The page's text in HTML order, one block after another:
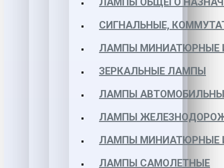
СИГНАЛЬНЫЕ,
ЛАМПЫ МИНИАТЮРНЫЕ
ЗЕРКАЛЬНЫЕ ЛАМПЫ
ЛАМПЫ
ЛАМПЫ
ЛАМПЫ МИНИАТЮРНЫЕ
ЛАМПЫ САМОЛЕТНЫЕ